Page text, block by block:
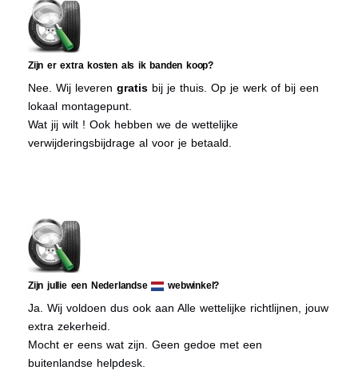
Zijn er extra kosten als ik banden koop?
Nee. Wij leveren gratis bij je thuis. Op je werk of bij een
lokaal montagepunt.
Wat jij wilt ! Ook hebben we de wettelijke
verwijderingsbijdrage al voor je betaald.
Zijn jullie een Nederlandse webwinkel?
Ja. Wij voldoen dus ook aan Alle wettelijke richtlijnen, jouw
extra zekerheid.
Mocht er eens wat zijn. Geen gedoe met een
buitenlandse helpdesk.